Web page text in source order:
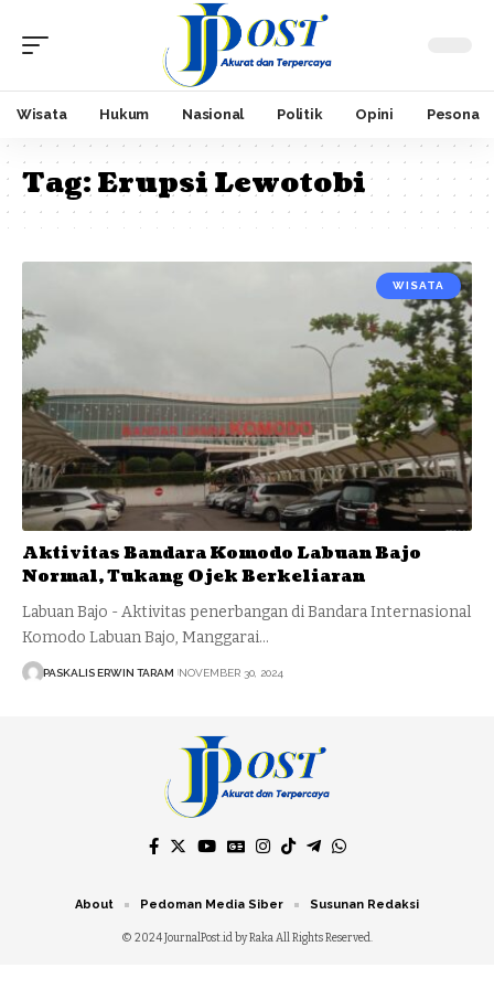
Wisata Hukum Nasional Politik Opini Pesona
Tag:Erupsi Lewotobi
WISATA
Aktivitas Bandara Komodo Labuan Bajo
Normal, Tukang Ojek Berkeliaran
Labuan Bajo - Aktivitas penerbangan di Bandara Internasional
Komodo Labuan Bajo, Manggarai…
PASKALIS ERWIN TARAM NOVEMBER 30, 2024
© 2024 JournalPost.id by Raka All Rights Reserved.
About Pedoman Media Siber Susunan Redaksi